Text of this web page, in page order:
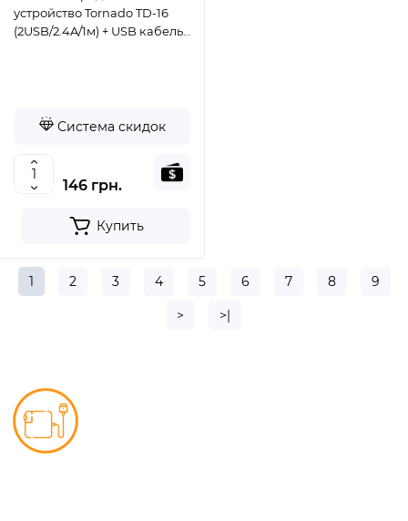
устройство Tornado TD-16
(2USB/2.4A/1м) + USB кабель
Система скидок
146 грн.
Купить
1 2 3 4 5 6 7 8 9
> >|